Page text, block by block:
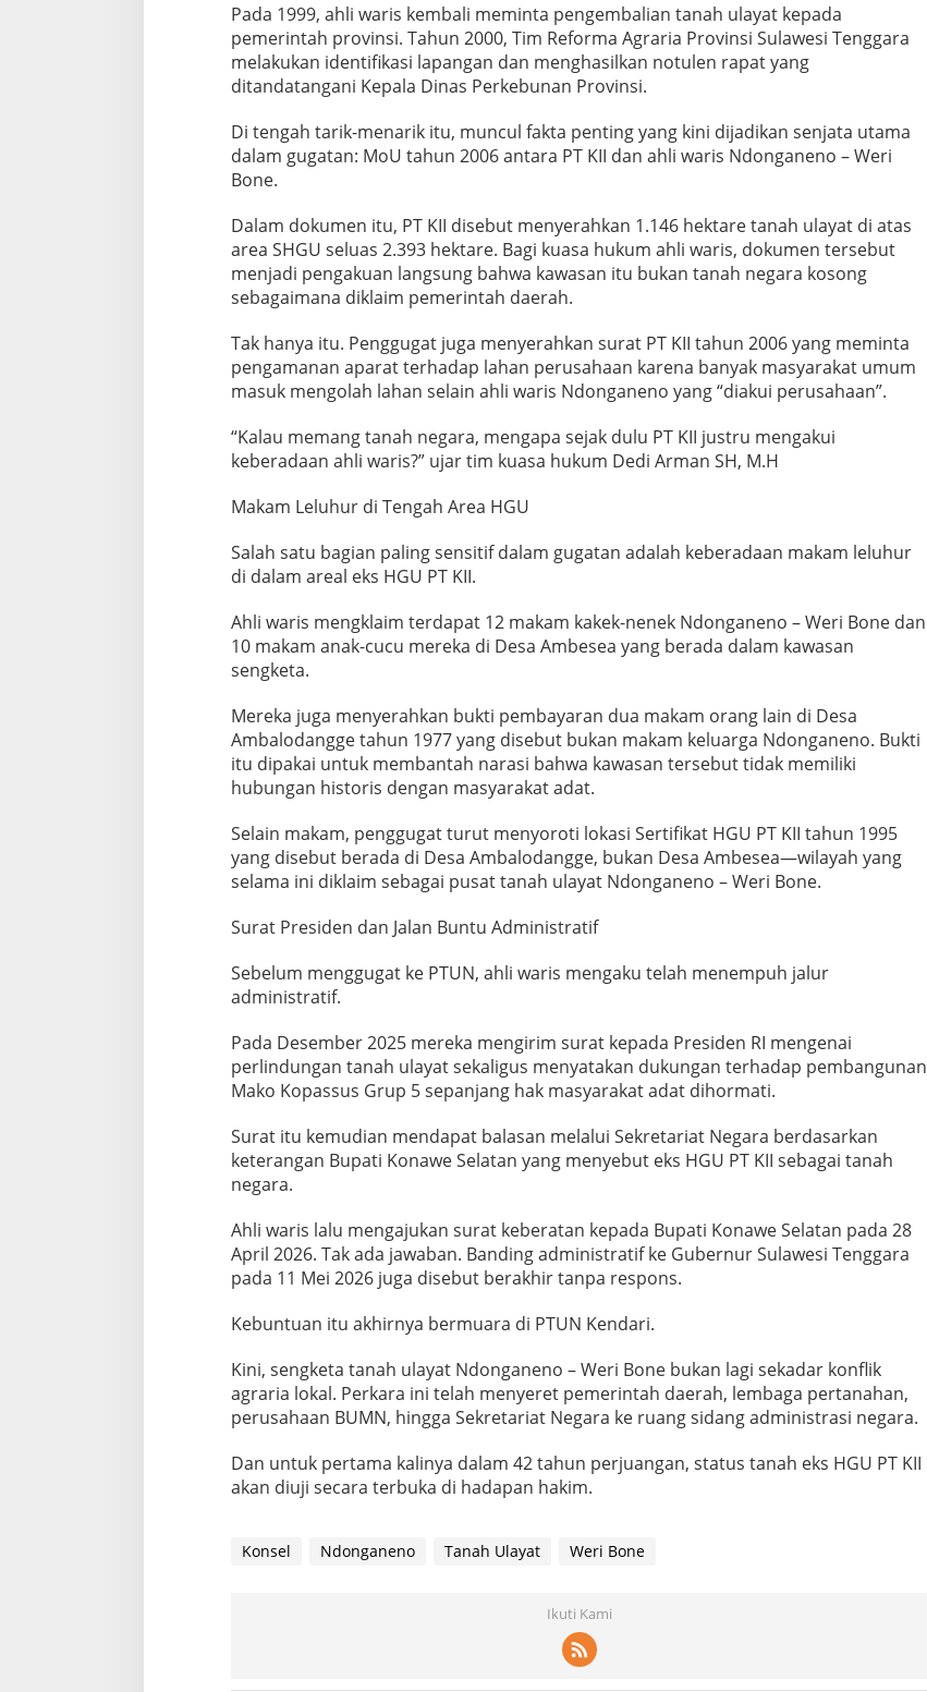
Pada 1999, ahli waris kembali meminta pengembalian tanah ulayat kepada
pemerintah provinsi. Tahun 2000, Tim Reforma Agraria Provinsi Sulawesi Tenggara
melakukan identifikasi lapangan dan menghasilkan notulen rapat yang
ditandatangani Kepala Dinas Perkebunan Provinsi.
Di tengah tarik-menarik itu, muncul fakta penting yang kini dijadikan senjata utama
dalam gugatan: MoU tahun 2006 antara PT KII dan ahli waris Ndonganeno – Weri
Bone.
Dalam dokumen itu, PT KII disebut menyerahkan 1.146 hektare tanah ulayat di atas
area SHGU seluas 2.393 hektare. Bagi kuasa hukum ahli waris, dokumen tersebut
menjadi pengakuan langsung bahwa kawasan itu bukan tanah negara kosong
sebagaimana diklaim pemerintah daerah.
Tak hanya itu. Penggugat juga menyerahkan surat PT KII tahun 2006 yang meminta
pengamanan aparat terhadap lahan perusahaan karena banyak masyarakat umum
masuk mengolah lahan selain ahli waris Ndonganeno yang “diakui perusahaan”.
“Kalau memang tanah negara, mengapa sejak dulu PT KII justru mengakui
keberadaan ahli waris?” ujar tim kuasa hukum Dedi Arman SH, M.H
Makam Leluhur di Tengah Area HGU
Salah satu bagian paling sensitif dalam gugatan adalah keberadaan makam leluhur
di dalam areal eks HGU PT KII.
Ahli waris mengklaim terdapat 12 makam kakek-nenek Ndonganeno – Weri Bone dan
10 makam anak-cucu mereka di Desa Ambesea yang berada dalam kawasan
sengketa.
Mereka juga menyerahkan bukti pembayaran dua makam orang lain di Desa
Ambalodangge tahun 1977 yang disebut bukan makam keluarga Ndonganeno. Bukti
itu dipakai untuk membantah narasi bahwa kawasan tersebut tidak memiliki
hubungan historis dengan masyarakat adat.
Selain makam, penggugat turut menyoroti lokasi Sertifikat HGU PT KII tahun 1995
yang disebut berada di Desa Ambalodangge, bukan Desa Ambesea—wilayah yang
selama ini diklaim sebagai pusat tanah ulayat Ndonganeno – Weri Bone.
Surat Presiden dan Jalan Buntu Administratif
Sebelum menggugat ke PTUN, ahli waris mengaku telah menempuh jalur
administratif.
Pada Desember 2025 mereka mengirim surat kepada Presiden RI mengenai
perlindungan tanah ulayat sekaligus menyatakan dukungan terhadap pembangunan
Mako Kopassus Grup 5 sepanjang hak masyarakat adat dihormati.
Surat itu kemudian mendapat balasan melalui Sekretariat Negara berdasarkan
keterangan Bupati Konawe Selatan yang menyebut eks HGU PT KII sebagai tanah
negara.
Ahli waris lalu mengajukan surat keberatan kepada Bupati Konawe Selatan pada 28
April 2026. Tak ada jawaban. Banding administratif ke Gubernur Sulawesi Tenggara
pada 11 Mei 2026 juga disebut berakhir tanpa respons.
Kebuntuan itu akhirnya bermuara di PTUN Kendari.
Kini, sengketa tanah ulayat Ndonganeno – Weri Bone bukan lagi sekadar konflik
agraria lokal. Perkara ini telah menyeret pemerintah daerah, lembaga pertanahan,
perusahaan BUMN, hingga Sekretariat Negara ke ruang sidang administrasi negara.
Dan untuk pertama kalinya dalam 42 tahun perjuangan, status tanah eks HGU PT KII
akan diuji secara terbuka di hadapan hakim.
Konsel Ndonganeno Tanah Ulayat Weri Bone
Ikuti Kami